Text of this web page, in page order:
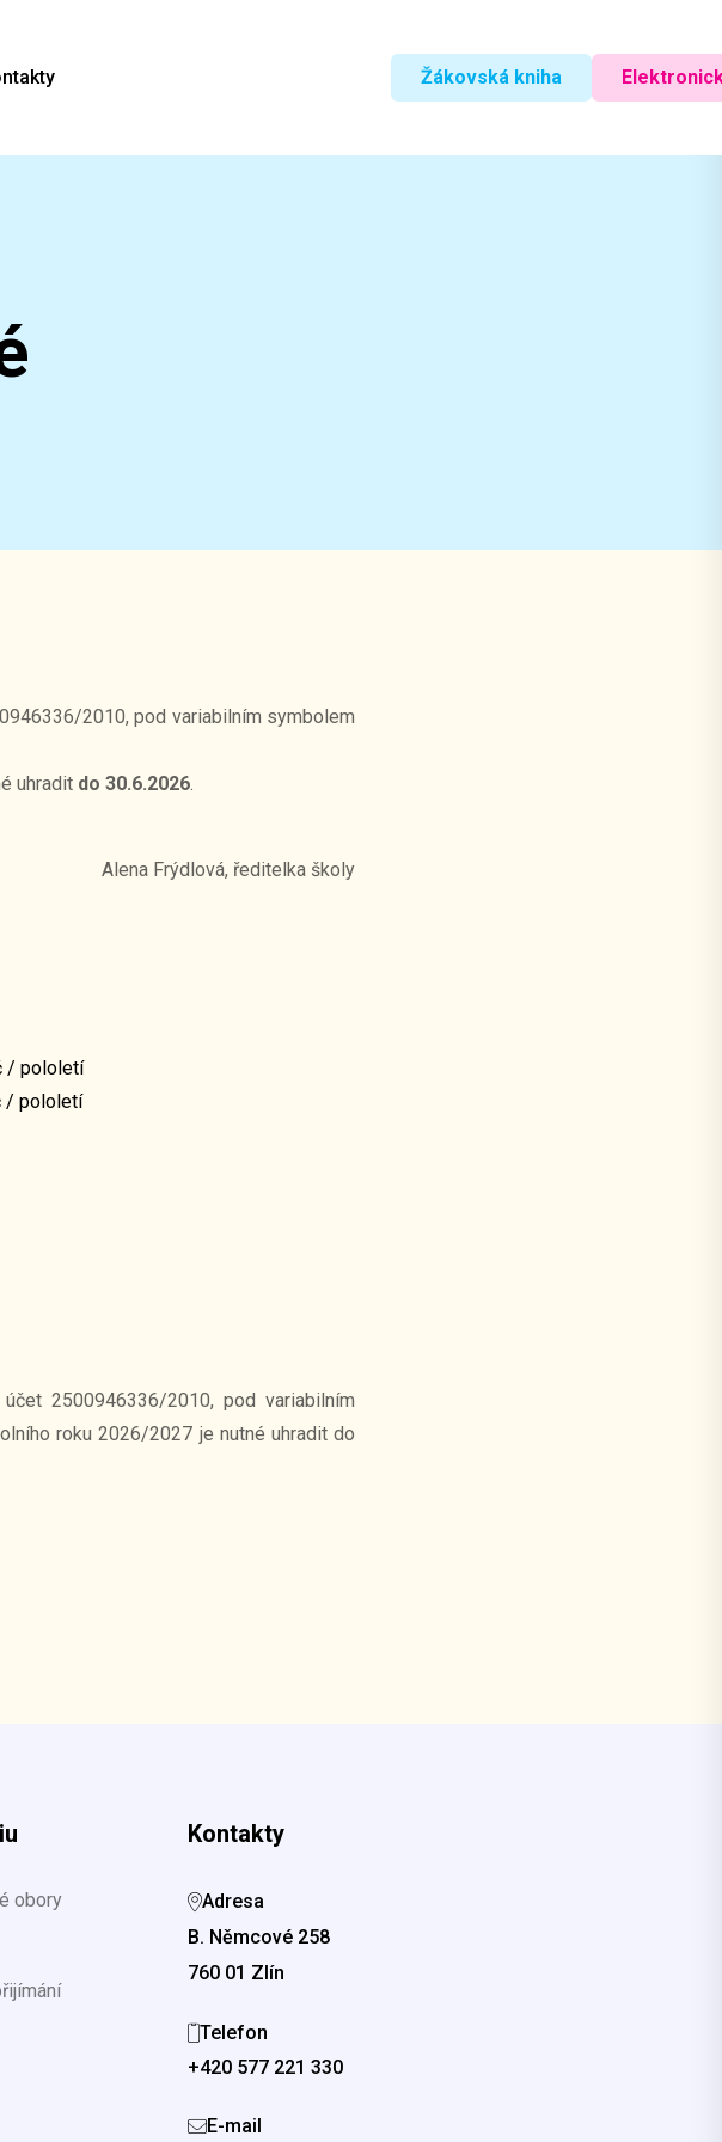
Žákovská kniha
2010, pod variabilním symbolem
uhradit do 30.6.2026.
Alena Frýdlová, ředitelka školy
/ pololetí
/ pololetí
2500946336/2010, pod variabilním
roku 2026/2027 je nutné uhradit do
obory
Kontakty
Adresa
B. Němcové 258
760 01 Zlín
Telefon
+420 577 221 330
E-mail